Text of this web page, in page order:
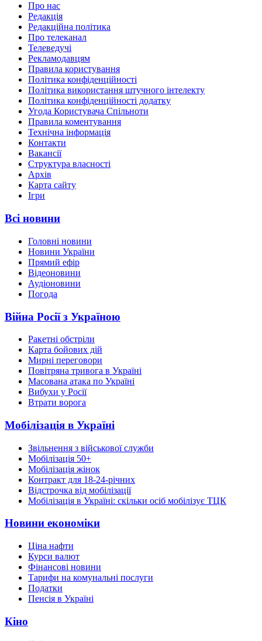
Про нас
Редакція
Редакційна політика
Про телеканал
Телеведучі
Рекламодавцям
Правила користування
Політика конфіденційності
Політика використання штучного інтелекту
Політика конфіденційності додатку
Угода Користувача Спільноти
Правила коментування
Технічна інформація
Контакти
Вакансії
Структура власності
Архів
Карта сайту
Ігри
Всі новини
Головні новини
Новини України
Прямий ефір
Відеоновини
Аудіоновини
Погода
Війна Росії з Україною
Ракетні обстріли
Карта бойових дій
Мирні переговори
Повітряна тривога в Україні
Масована атака по Україні
Вибухи у Росії
Втрати ворога
Мобілізація в Україні
Звільнення з військової служби
Мобілізація 50+
Мобілізація жінок
Контракт для 18-24-річних
Відстрочка від мобілізації
Мобілізація в Україні: скільки осіб мобілізує ТЦК
Новини економіки
Ціна нафти
Курси валют
Фінансові новини
Тарифи на комунальні послуги
Податки
Пенсія в Україні
Кіно